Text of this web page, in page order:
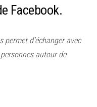
Facebook.
permet d’échanger avec
autour de